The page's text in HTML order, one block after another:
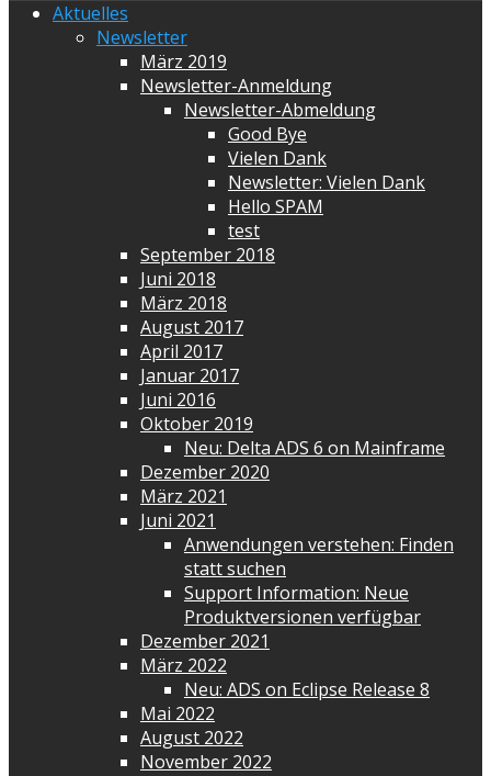
Aktuelles
Newsletter
März 2019
Newsletter-Anmeldung
Newsletter-Abmeldung
Good Bye
Vielen Dank
Newsletter: Vielen Dank
Hello SPAM
test
September 2018
Juni 2018
März 2018
August 2017
April 2017
Januar 2017
Juni 2016
Oktober 2019
Neu: Delta ADS 6 on Mainframe
Dezember 2020
März 2021
Juni 2021
Anwendungen verstehen: Finden
statt suchen
Support Information: Neue
Produktversionen verfügbar
Dezember 2021
März 2022
Neu: ADS on Eclipse Release 8
Mai 2022
August 2022
November 2022